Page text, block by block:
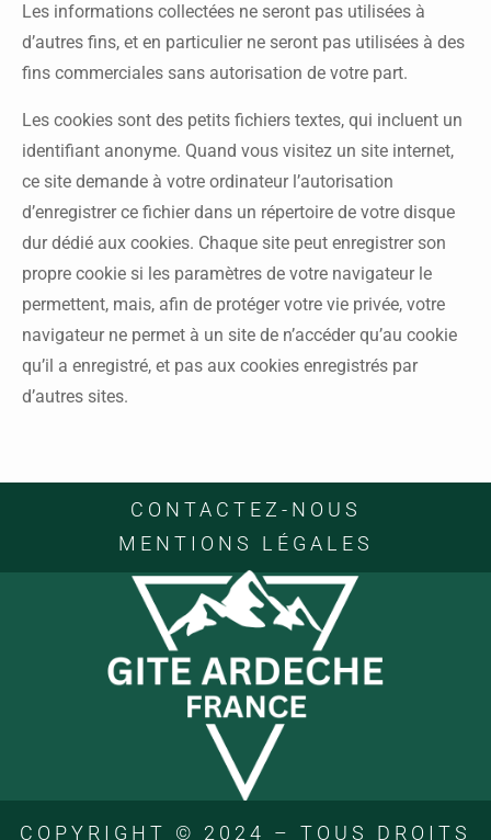
Les informations collectées ne seront pas utilisées à
d’autres fins, et en particulier ne seront pas utilisées à des
fins commerciales sans autorisation de votre part.
Les cookies sont des petits fichiers textes, qui incluent un
identifiant anonyme. Quand vous visitez un site internet,
ce site demande à votre ordinateur l’autorisation
d’enregistrer ce fichier dans un répertoire de votre disque
dur dédié aux cookies. Chaque site peut enregistrer son
propre cookie si les paramètres de votre navigateur le
permettent, mais, afin de protéger votre vie privée, votre
navigateur ne permet à un site de n’accéder qu’au cookie
qu’il a enregistré, et pas aux cookies enregistrés par
d’autres sites.
CONTACTEZ-NOUS
MENTIONS LÉGALES
COPYRIGHT © 2024 – TOUS DROITS